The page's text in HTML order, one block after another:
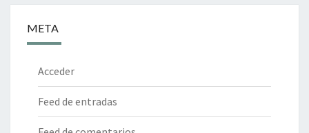
META
Acceder
Feed de entradas